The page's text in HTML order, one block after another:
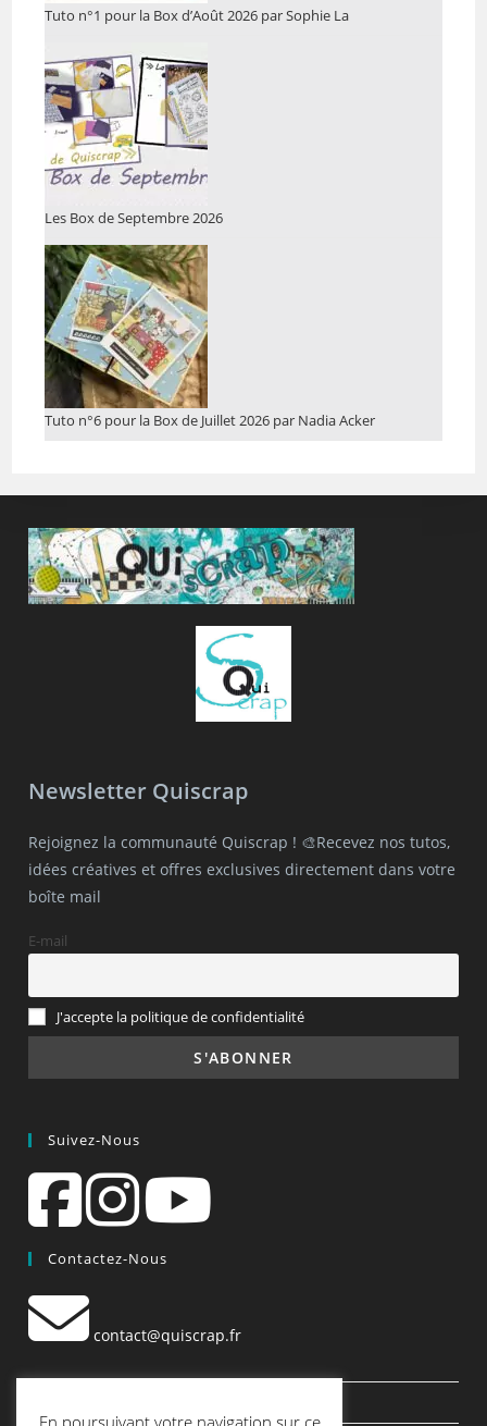
Tuto n°1 pour la Box d’Août 2026 par Sophie La
Les Box de Septembre 2026
Tuto n°6 pour la Box de Juillet 2026 par Nadia Acker
Newsletter Quiscrap
Rejoignez la communauté Quiscrap ! 🎨Recevez nos tutos,
idées créatives et offres exclusives directement dans votre
boîte mail
E-mail
J'accepte la politique de confidentialité
Suivez-Nous
Contactez-Nous
contact@quiscrap.fr
En poursuivant votre navigation sur ce